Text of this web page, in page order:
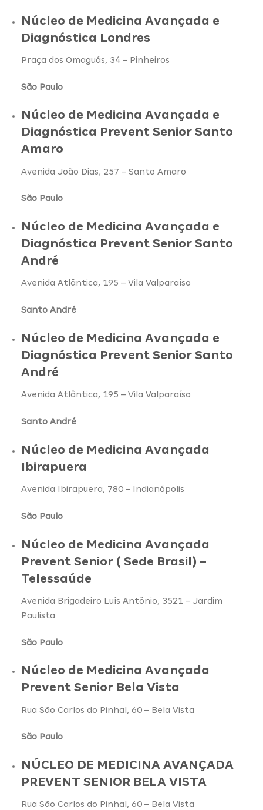
Núcleo de Medicina Avançada e
Diagnóstica Londres
Praça dos Omaguás, 34 – Pinheiros
São Paulo
Núcleo de Medicina Avançada e
Diagnóstica Prevent Senior Santo
Amaro
Avenida João Dias, 257 – Santo Amaro
São Paulo
Núcleo de Medicina Avançada e
Diagnóstica Prevent Senior Santo
André
Avenida Atlântica, 195 – Vila Valparaíso
Santo André
Núcleo de Medicina Avançada e
Diagnóstica Prevent Senior Santo
André
Avenida Atlântica, 195 – Vila Valparaíso
Santo André
Núcleo de Medicina Avançada
Ibirapuera
Avenida Ibirapuera, 780 – Indianópolis
São Paulo
Núcleo de Medicina Avançada
Prevent Senior ( Sede Brasil) –
Telessaúde
Avenida Brigadeiro Luís Antônio, 3521 – Jardim
Paulista
São Paulo
Núcleo de Medicina Avançada
Prevent Senior Bela Vista
Rua São Carlos do Pinhal, 60 – Bela Vista
São Paulo
NÚCLEO DE MEDICINA AVANÇADA
PREVENT SENIOR BELA VISTA
Rua São Carlos do Pinhal, 60 – Bela Vista